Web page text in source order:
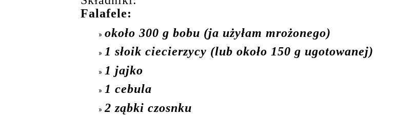
Falafele:
około 300 g bobu (ja użyłam mrożonego)
1 słoik ciecierzycy (lub około 150 g ugotowanej)
1 jajko
1 cebula
2 ząbki czosnku